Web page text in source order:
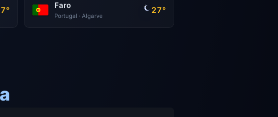
Faro
Portugal · Algarve
27°